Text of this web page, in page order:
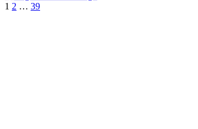
1 2 … 39